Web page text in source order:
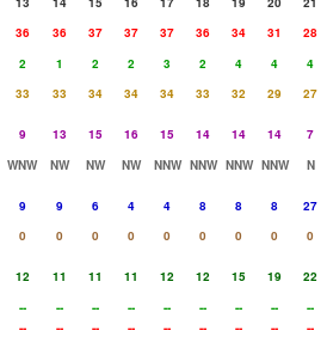
36 36 37 37 37 36 34 31 28
2 1 2 2 3 2 4 4 4
33 33 34 34 34 33 32 29 27
9 13 15 16 15 14 14 14 7
WNW NW NW NW NNW NNW NNW NNW N
9 9 6 4 4 8 8 8 27
0 0 0 0 0 0 0 0 0
12 11 11 11 12 12 15 19 22
-- -- -- -- -- -- -- -- --
-- -- -- -- -- -- -- -- --